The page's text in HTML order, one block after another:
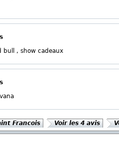
bull , show cadeaux
Francois Voir les 4 avis